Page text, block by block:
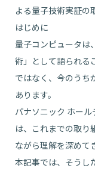
よる量子技術実証の
はじめに
量子コンピュータは
術」として語られる
ではなく、今のうち
あります。
パナソニック ホー
は、これまでの取り
ながら理解を深めて
本記事では、そうし